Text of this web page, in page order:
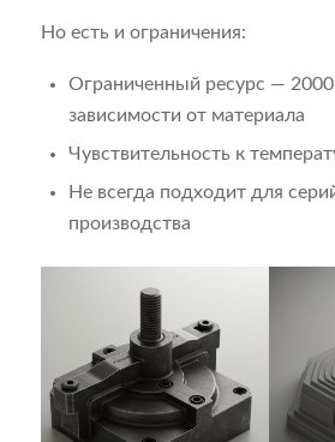
Но есть и ограничения:
Ограниченный ресурс —
зависимости от материала
Чувствительность к
Не всегда подходит для
производства